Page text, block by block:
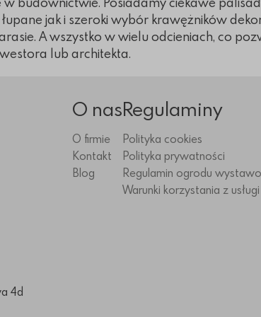
jak i szeroki wybór krawężników
A wszystko w wielu odcieniach, co
lub architekta.
4d
O nas
O firmie
Kontakt
Blog
Regulaminy
Polityka cookies
Polityka prywatności
Regulamin ogrodu
Warunki korzystania z usługi